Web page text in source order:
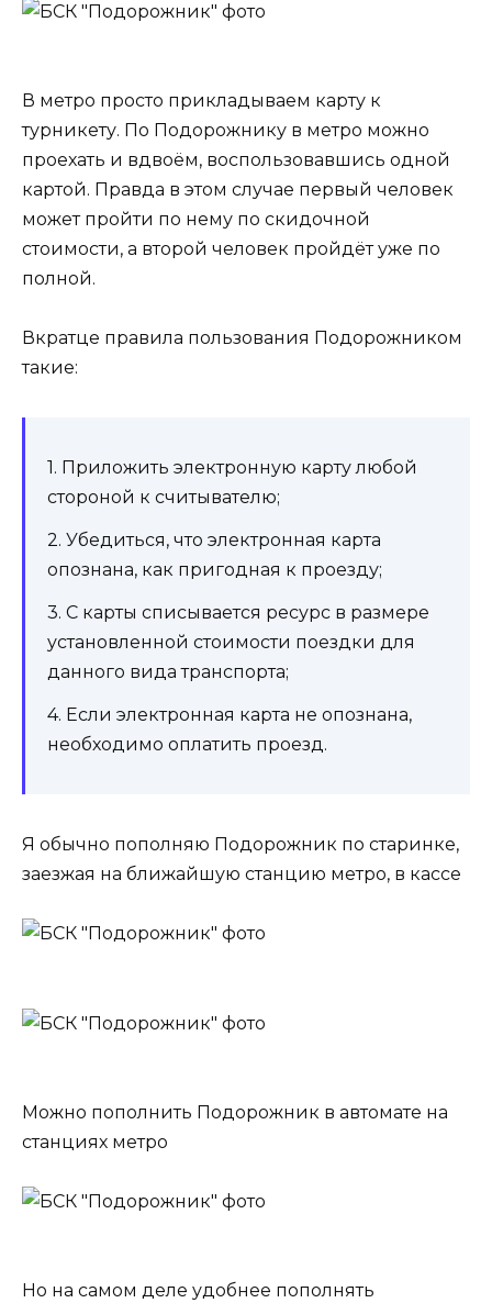
В метро просто прикладываем карту к
турникету. По Подорожнику в метро можно
проехать и вдвоём, воспользовавшись одной
картой. Правда в этом случае первый человек
может пройти по нему по скидочной
стоимости, а второй человек пройдёт уже по
полной.
Вкратце правила пользования Подорожником
такие:
1. Приложить электронную карту любой
стороной к считывателю;
2. Убедиться, что электронная карта
опознана, как пригодная к проезду;
3. С карты списывается ресурс в размере
установленной стоимости поездки для
данного вида транспорта;
4. Если электронная карта не опознана,
необходимо оплатить проезд.
Я обычно пополняю Подорожник по старинке,
заезжая на ближайшую станцию метро, в кассе
Можно пополнить Подорожник в автомате на
станциях метро
Но на самом деле удобнее пополнять